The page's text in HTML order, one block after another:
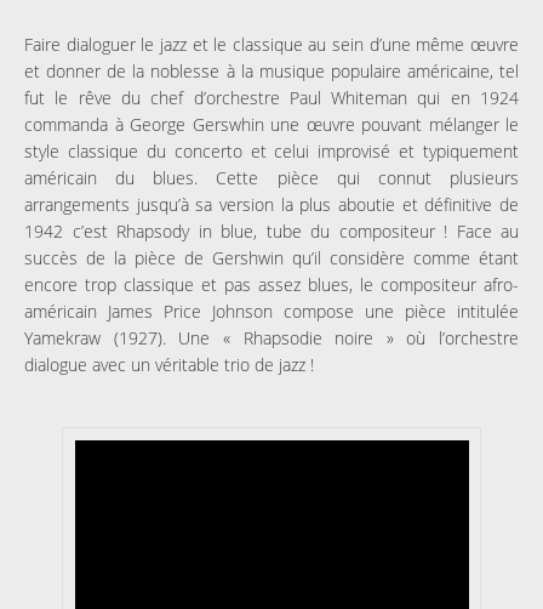
Faire dialoguer le jazz et le classique au sein d’une même œuvre
et donner de la noblesse à la musique populaire américaine, tel
fut le rêve du chef d’orchestre Paul Whiteman qui en 1924
commanda à George Gerswhin une œuvre pouvant mélanger le
style classique du concerto et celui improvisé et typiquement
américain du blues. Cette pièce qui connut plusieurs
arrangements jusqu’à sa version la plus aboutie et définitive de
1942 c’est Rhapsody in blue, tube du compositeur ! Face au
succès de la pièce de Gershwin qu’il considère comme étant
encore trop classique et pas assez blues, le compositeur afro-
américain James Price Johnson compose une pièce intitulée
Yamekraw (1927). Une « Rhapsodie noire » où l’orchestre
dialogue avec un véritable trio de jazz !